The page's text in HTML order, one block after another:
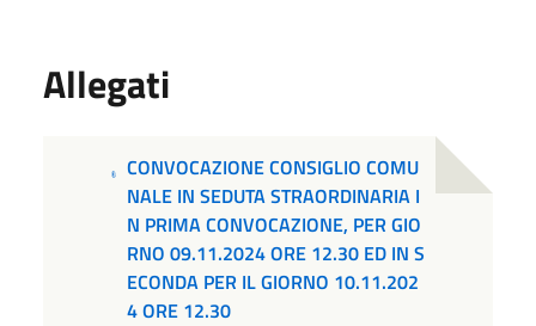
Allegati
CONVOCAZIONE CONSIGLIO COMU
NALE IN SEDUTA STRAORDINARIA I
N PRIMA CONVOCAZIONE, PER GIO
RNO 09.11.2024 ORE 12.30 ED IN S
ECONDA PER IL GIORNO 10.11.202
4 ORE 12.30